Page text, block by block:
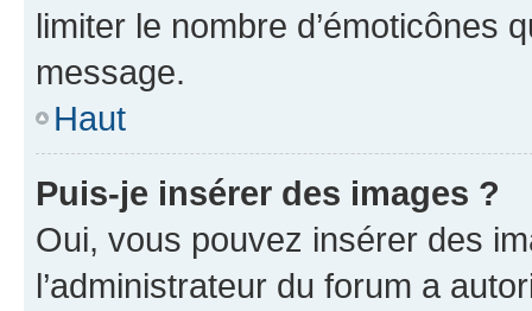
limiter le nombre d’émoticônes
message.
Haut
Puis-je insérer des images ?
Oui, vous pouvez insérer des
l’administrateur du forum a